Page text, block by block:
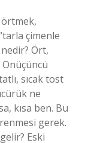
örtmek,
çimenle
Ört,
sıcak tost
ne
kısa ben. Bu
gerek.
Eski